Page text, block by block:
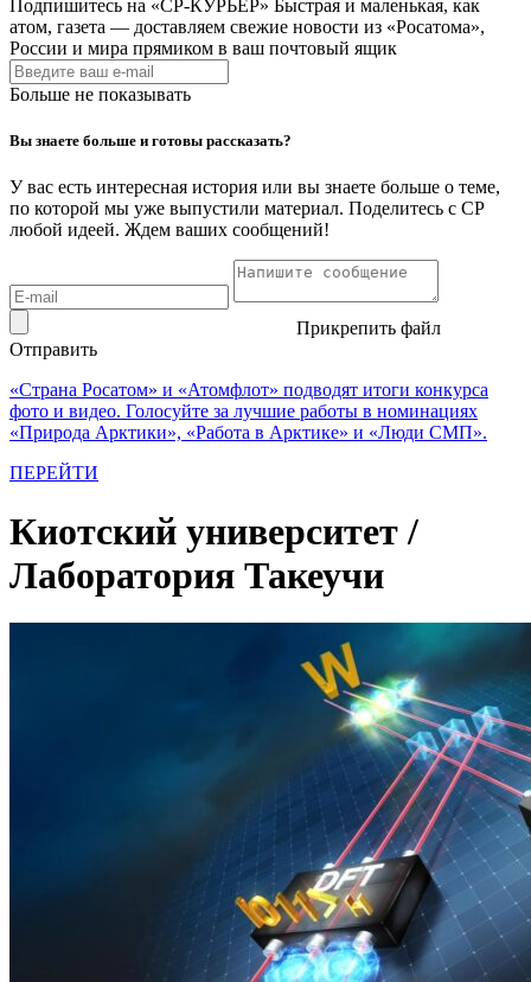
Подпишитесь на «СР-КУРЬЕР» Быстрая и маленькая, как
атом, газета — доставляем свежие новости из «Росатома»,
России и мира прямиком в ваш почтовый ящик
Больше не показывать
Вы знаете больше и готовы рассказать?
У вас есть интересная история или вы знаете больше о теме,
по которой мы уже выпустили материал. Поделитесь с СР
любой идеей. Ждем ваших сообщений!
Прикрепить файл
Отправить
«Страна Росатом» и «Атомфлот» подводят итоги конкурса
фото и видео. Голосуйте за лучшие работы в номинациях
«Природа Арктики», «Работа в Арктике» и «Люди СМП».
ПЕРЕЙТИ
Киотский университет /
Лаборатория Такеучи